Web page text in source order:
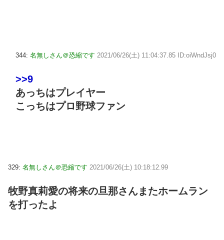
344: 名無しさん＠恐縮です 2021/06/26(土) 11:04:37.85 ID:oiWndJsj0
>>9
あっちはプレイヤー
こっちはプロ野球ファン
329: 名無しさん＠恐縮です 2021/06/26(土) 10:18:12.99
牧野真莉愛の将来の旦那さんまたホームラン
を打ったよ